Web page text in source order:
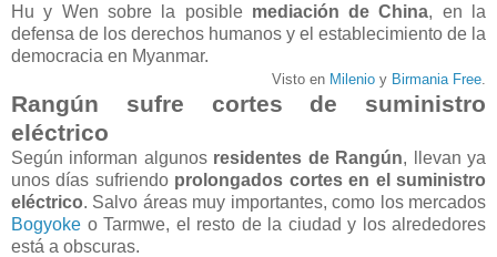
Hu y Wen sobre la posible mediación de China, en la
defensa de los derechos humanos y el establecimiento de la
democracia en Myanmar.
Visto en Milenio y Birmania Free
Rangún sufre cortes de suministro
eléctrico
Según informan algunos residentes de Rangún, llevan ya
unos días sufriendo prolongados cortes en el suministro
eléctrico. Salvo áreas muy importantes, como los mercados
Bogyoke o Tarmwe, el resto de la ciudad y los alrededores
está a obscuras.